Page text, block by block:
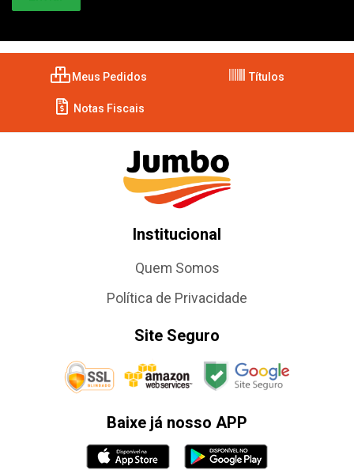
Meus Pedidos Títulos
Notas Fiscais
Institucional
Quem Somos
Política de Privacidade
Site Seguro
Baixe já nosso APP